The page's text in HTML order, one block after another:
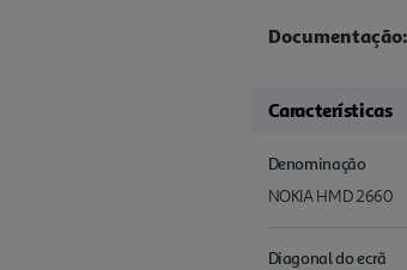
Documentação:
Características
Denominação
NOKIA HMD 2660
Diagonal do ecrã